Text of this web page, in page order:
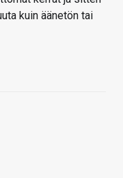
kuin äänetön tai